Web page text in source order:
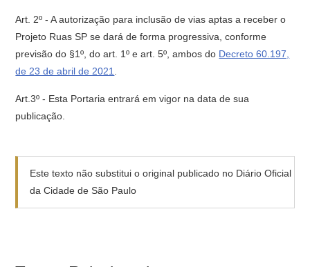
Art. 2º - A autorização para inclusão de vias aptas a receber o
Projeto Ruas SP se dará de forma progressiva, conforme
previsão do §1º, do art. 1º e art. 5º, ambos do Decreto 60.197,
de 23 de abril de 2021
Art.3º - Esta Portaria entrará em vigor na data de sua
publicação.
Este texto não substitui o original publicado no Diário Oficial
da Cidade de São Paulo